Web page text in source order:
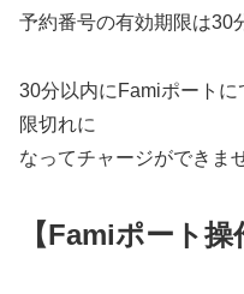
予約番号の有効期限は30
30分以内にFamiポート
限切れに
なってチャージができま
【Famiポート操